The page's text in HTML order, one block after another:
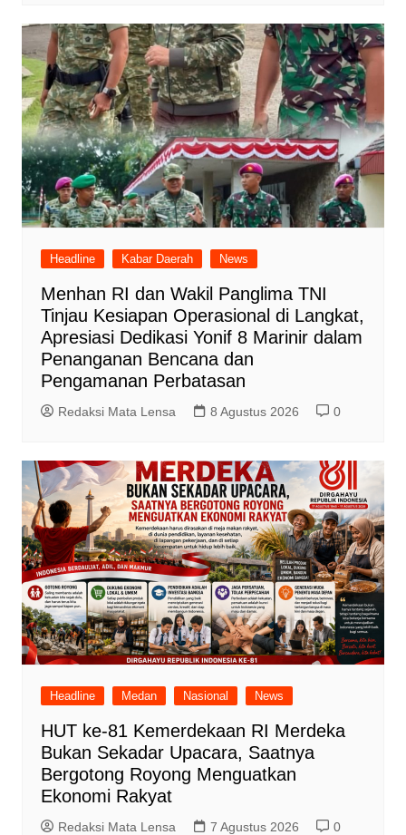
Headline Kabar Daerah News
Menhan RI dan Wakil Panglima TNI
Tinjau Kesiapan Operasional di Langkat,
Apresiasi Dedikasi Yonif 8 Marinir dalam
Penanganan Bencana dan
Pengamanan Perbatasan
Redaksi Mata Lensa 8 Agustus 2026 0
Headline Medan Nasional News
HUT ke-81 Kemerdekaan RI Merdeka
Bukan Sekadar Upacara, Saatnya
Bergotong Royong Menguatkan
Ekonomi Rakyat
Redaksi Mata Lensa 7 Agustus 2026 0